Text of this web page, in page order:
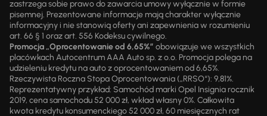
zastrzega sobie prawo do zawarcia umowy wyłącznie w formie
pisemnej. Prezentowane informacje mają charakter wyłącznie
informacyjny i nie stanowią oferty ani zapewnienia w rozumieniu
art. 66 § 1 oraz art. 556 Kodeksu cywilnego.
Promocja „Oprocentowanie od 6,65%” obowiązuje we wszystkich
placówkach Autocentrum AAA Auto sp. z o.o. Promocja polega na
udzieleniu kredytu na auto z oprocentowaniem od 6,65%.
Rzeczywista Roczna Stopa Oprocentowania („RRSO“): 9,81%.
Reprezentatywny przykład: Samochód marki Opel Insignia rocznik
2019, cena samochodu 52 000 zł, wkład własny 0%. Całkowita
kwota kredytu konsumenckiego 52 000 zł, 60 miesięcznych rat